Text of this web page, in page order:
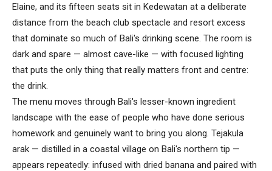
Elaine, and its fifteen seats sit in Kedewatan at a deliberate
distance from the beach club spectacle and resort excess
that dominate so much of Bali's drinking scene. The room is
dark and spare — almost cave-like — with focused lighting
that puts the only thing that really matters front and centre:
the drink.
The menu moves through Bali's lesser-known ingredient
landscape with the ease of people who have done serious
homework and genuinely want to bring you along. Tejakula
arak — distilled in a coastal village on Bali's northern tip —
appears repeatedly: infused with dried banana and paired with